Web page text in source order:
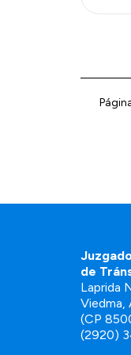
de
Laprida
Viedma,
(CP
(2920)